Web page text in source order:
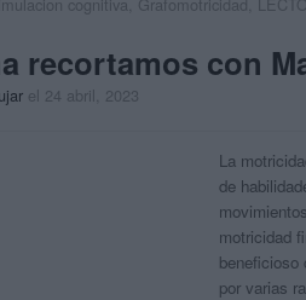
recortamos con
el 24 abril, 2023
La
de
motricidad
beneficioso
por varias